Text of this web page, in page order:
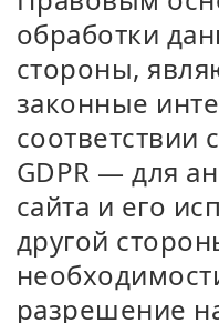
обработки
стороны,
законные
соответствии
GDPR — для
сайта и его
другой
разрешение